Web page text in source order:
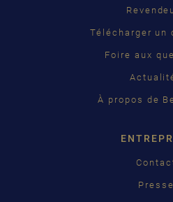
Télécharger un
Foire aux
À propos de
Presse